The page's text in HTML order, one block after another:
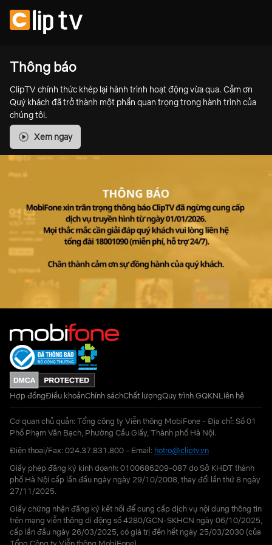
Thông báo
ClipTV chính thức khép lại hành trình hoạt động vừa qua. Cảm ơn
Quý khách đã trở thành một phần quan trọng trong hành trình của
chúng tôi.
Xem ngay
Hợp đồngĐiều khoảnChính sáchChất lượngQuy trình GQKNLiên hệ
Cơ quan chủ quản: Tổng công ty Viễn thông MobiFone - Địa chỉ: Số 01
Phố Phạm Văn Bạch, Phường Cầu Giấy, Thành phố Hà Nội.
Điện thoại/Fax: 024.37.831.800 - Email: hotro@cliptv.vn
Giấy phép đăng ký kinh doanh: 0100686209-087 do Sở KHĐT thành
phố Hà Nội cấp lần đầu ngày ngày 29/10/2008, thay đổi lần thứ 8 ngày
27/11/2025.
Giấy chứng nhận đăng ký kết nối để cung cấp dịch vụ nội dung thông tin
trên mạng viễn thông di động số 4280/GCN-SKHCN ngày 06/10/2025,
cấp lần đầu ngày 26/03/2025, có giá trị đến hết ngày 25/03/2030 (của